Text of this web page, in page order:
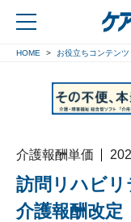
HOME お役立ちコンテンツ
介護報酬単価
訪問リハビ
介護報酬改